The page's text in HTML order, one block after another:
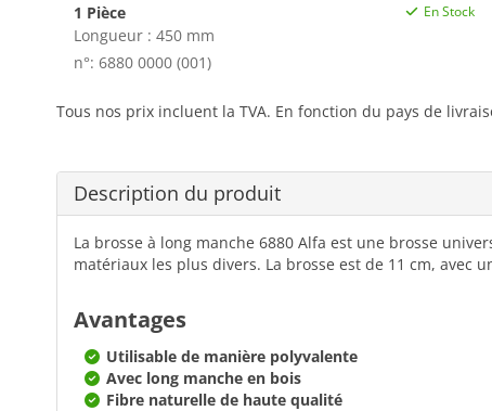
1 Pièce
Longueur : 450 mm
n°: 6880 0000 (001)
En Stock
Tous nos prix incluent la TVA. En fonction du pays de
Description du produit
La brosse à long manche 6880 Alfa est une brosse
matériaux les plus divers. La brosse est de 11 cm, avec
Avantages
Utilisable de manière polyvalente
Avec long manche en bois
Fibre naturelle de haute qualité